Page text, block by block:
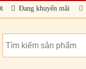
Đang khuyến mãi